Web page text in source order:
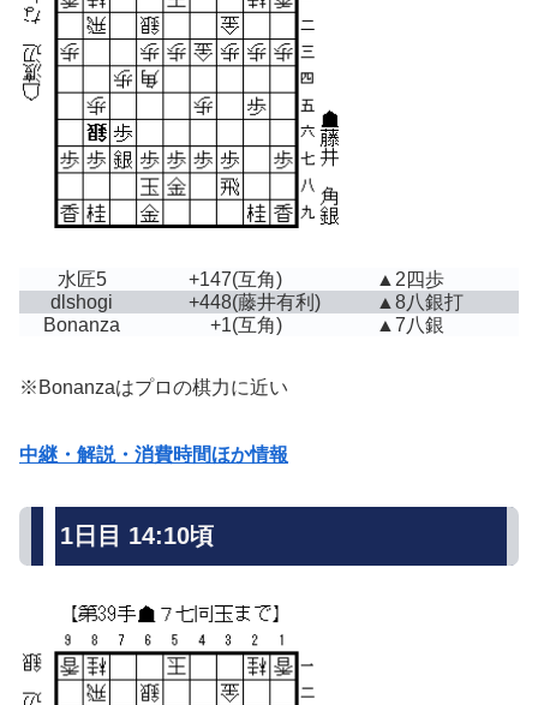
水匠5 +147(互角)
▲2四歩
dlshogi
+448(藤井有利)
▲8八銀打
Bonanza
+1(互角) ▲7八銀
※Bonanzaはプロの棋力に近い
中継・解説・消費時間ほか情報
1日目 14:10頃